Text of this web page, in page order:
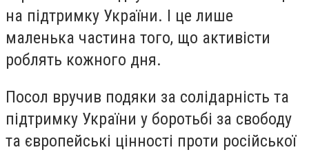
на підтримку України. І це лише
маленька частина того, що активісти
роблять кожного дня.
Посол вручив подяки за солідарність та
підтримку України у боротьбі за свободу
та європейські цінності проти російської